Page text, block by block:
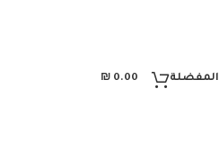
المفضلة ₪ 0.00